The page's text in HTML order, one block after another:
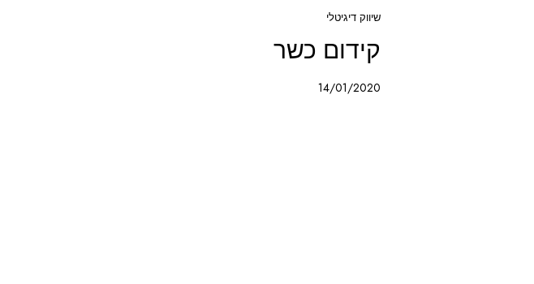
שיווק דיגיטלי
קידום כשר
14/01/2020